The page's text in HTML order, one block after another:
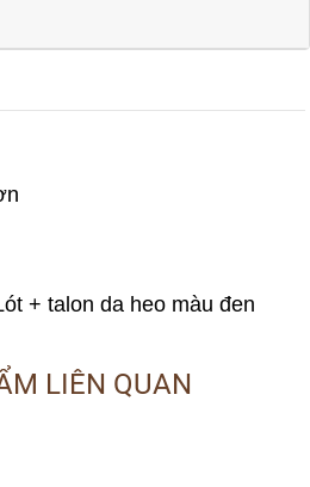
+ talon da heo màu đen
LIÊN QUAN